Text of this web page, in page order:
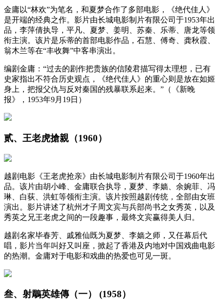
金庸以“林欢”为笔名，和夏梦合作了多部电影，《绝代佳人》
是开端的经典之作。影片由长城电影制片有限公司于1953年出
品，李萍倩执导，平凡、夏梦、姜明、苏秦、乐蒂、唐龙等领
衔主演。该片是乐蒂的首部电影作品，石慧、傅奇、龚秋霞、
翁木兰等在“丰收舞”中客串演出。
编剧金庸：“过去的剧作把贵族的信陵君描写得太理想，已有
史家指出不符合历史观点，《绝代佳人》的重心则是放在如姬
身上，把报父仇与反对秦国的残暴联系起来。”（《新晚
报》，1953年9月19日）
贰、王老虎搶親（1960）
越剧电影《王老虎抢亲》由长城电影制片有限公司于1960年出
品。该片由胡小峰、金庸联合执导，夏梦、李嫱、余婉菲、冯
琳、白荻、洪虹等领衔主演。该片按照越剧传统，全部由女班
演出。影片讲述了杭州才子周文宾与兵部尚书之女秀英，以及
秀英之兄王老虎之间的一段趣事，最终文宾赢得美人归。
越剧名家毕春芳、戚雅仙既为夏梦、李嫱之师，又任幕后代
唱，影片当年叫好又叫座，掀起了香港及内地对中国戏曲电影
的热潮。金庸对于电影和戏曲的热爱也可见一斑。
叁、射鵰英雄傳（一） (1958）